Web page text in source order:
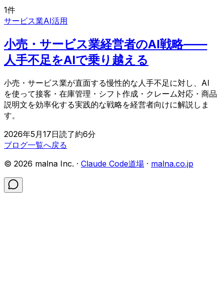
1件
サービス業AI活用
小売・サービス業経営者のAI戦略——
人手不足をAIで乗り越える
小売・サービス業が直面する慢性的な人手不足に対し、AI
を使って接客・在庫管理・シフト作成・クレーム対応・商品
説明文を効率化する実践的な戦略を経営者向けに解説しま
す。
2026年5月17日読了約6分
ブログ一覧へ戻る
© 2026 malna Inc. · Claude Code道場 · malna.co.jp